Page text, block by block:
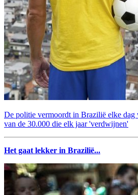
De politie vermoordt in Brazilië elke
van de 30.000 die elk jaar 'verdwijnen'
Het gaat lekker in Brazilië...